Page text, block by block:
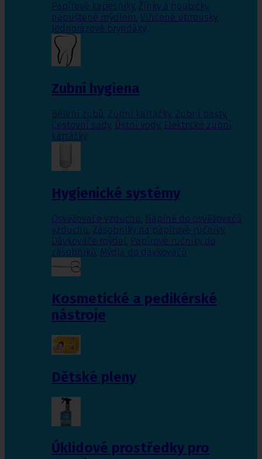
Papírové kapesníky, Žínky a houbičky
napuštěné mýdlem, Vlhčené ubrousky,
Jednorázové bryndáky
Zubní hygiena
Bělení zubů, Zubní kartáčky, Zubní pasty,
Cestovní sady, Ústní vody, Elektrické zubní
kartáčky
Hygienické systémy
Osvěžovače vzduchu, Náplně do osvěžovačů
vzduchu, Zásobníky na papírové ručníky,
Dávkováče mýdel, Papírové ručníky do
zásobníků, Mýdla do dávkovačů
Kosmetické a pedikérské
nástroje
Dětské pleny
Úklidové prostředky pro